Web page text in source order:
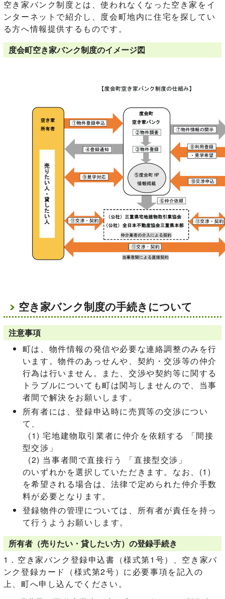
空き家バンク制度とは、使われなくなった空き家をイ
ンターネットで紹介し、度会町地内に住宅を探してい
る方へ情報提供するものです。
度会町空き家バンク制度のイメージ図
空き家バンク制度の手続きについて
注意事項
町は、物件情報の発信や必要な連絡調整のみを行
います。物件のあっせんや、契約・交渉等の仲介
行為は行いません。また、交渉や契約等に関する
トラブルについても町は関与しませんので、当事
者間で解決をお願いします。
所有者には、登録申込時に売買等の交渉につい
て、
(1) 宅地建物取引業者に仲介を依頼する 「間接
型交渉」
(2) 当事者間で直接行う 「直接型交渉」
のいずれかを選択していただきます。なお、(1)
を希望される場合は、法律で定められた仲介手数
料が必要となります。
登録物件の管理については、所有者が責任を持っ
て行うようお願いします。
所有者（売りたい・貸したい方）の登録手続き
1．空き家バンク登録申込書（様式第1号）、空き家バ
ンク登録カード（様式第2号）に必要事項を記入の
上、町へ申し込んでください。